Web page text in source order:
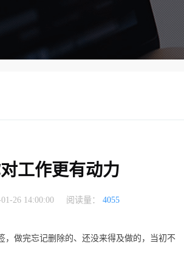
工作更有动力
26 14:00:00 阅读量： 4055
，做完忘记删除的、还没来得及做的，当初不